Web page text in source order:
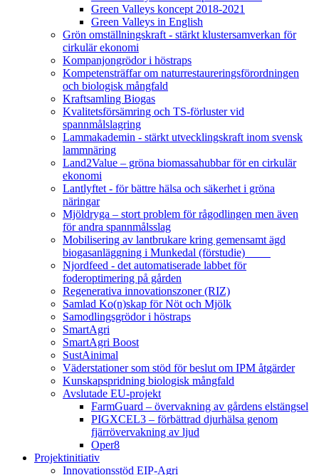
Green Valleys koncept 2018-2021
Green Valleys in English
Grön omställningskraft - stärkt klustersamverkan för
cirkulär ekonomi
Kompanjongrödor i höstraps
Kompetensträffar om naturrestaureringsförordningen
och biologisk mångfald
Kraftsamling Biogas
Kvalitetsförsämring och TS-förluster vid
spannmålslagring
Lammakademin - stärkt utvecklingskraft inom svensk
lammnäring
Land2Value – gröna biomassahubbar för en cirkulär
ekonomi
Lantlyftet - för bättre hälsa och säkerhet i gröna
näringar
Mjöldryga – stort problem för rågodlingen men även
för andra spannmålsslag
Mobilisering av lantbrukare kring gemensamt ägd
biogasanläggning i Munkedal (förstudie)
Njordfeed - det automatiserade labbet för
foderoptimering på gården
Regenerativa innovationszoner (RIZ)
Samlad Ko(n)skap för Nöt och Mjölk
Samodlingsgrödor i höstraps
SmartAgri
SmartAgri Boost
SustAinimal
Väderstationer som stöd för beslut om IPM åtgärder
Kunskapspridning biologisk mångfald
Avslutade EU-projekt
FarmGuard – övervakning av gårdens elstängsel
PIGXCEL3 – förbättrad djurhälsa genom
fjärrövervakning av ljud
Oper8
Projektinitiativ
Innovationsstöd EIP-Agri